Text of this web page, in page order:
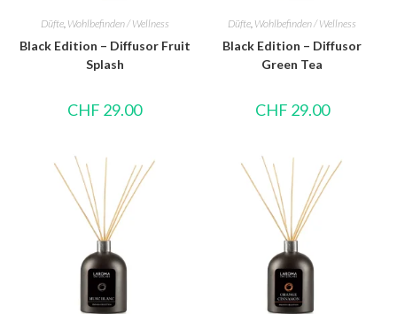
Düfte, Wohlbefinden / Wellness
Black Edition – Diffusor Fruit
Splash
CHF 29.00
Düfte Wohlbefinden / Wellness
Black Edition – Diffusor
Green Tea
CHF 29.00